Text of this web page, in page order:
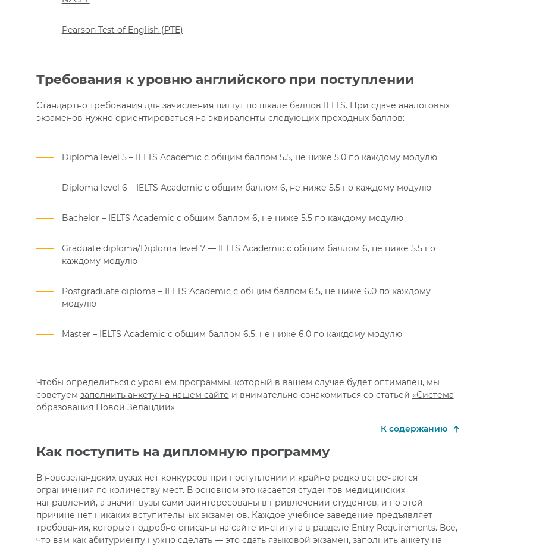
Pearson Test of English (PTE)
Требования к уровню английского при поступлении
Стандартно требования для зачисления пишут по шкале баллов IELTS. При сдаче аналоговых
экзаменов нужно ориентироваться на эквиваленты следующих проходных баллов:
Diploma level 5 – IELTS Academic с общим баллом 5.5, не ниже 5.0 по каждому модулю
Diploma level 6 – IELTS Academic с общим баллом 6, не ниже 5.5 по каждому модулю
Bachelor – IELTS Academic с общим баллом 6, не ниже 5.5 по каждому модулю
Graduate diploma/Diploma level 7 — IELTS Academic с общим баллом 6, не ниже 5.5 по
каждому модулю
Postgraduate diploma – IELTS Academic с общим баллом 6.5, не ниже 6.0 по каждому
модулю
Master – IELTS Academic с общим баллом 6.5, не ниже 6.0 по каждому модулю
Чтобы определиться с уровнем программы, который в вашем случае будет оптимален, мы
советуем заполнить анкету на нашем сайте и внимательно ознакомиться со статьей «Система
образования Новой Зеландии»
К содержанию
Как поступить на дипломную программу
В новозеландских вузах нет конкурсов при поступлении и крайне редко встречаются
ограничения по количеству мест. В основном это касается студентов медицинских
направлений, а значит вузы сами заинтересованы в привлечении студентов, и по этой
причине нет никаких вступительных экзаменов. Каждое учебное заведение предъявляет
требования, которые подробно описаны на сайте института в разделе Entry Requirements. Все,
что вам как абитуриенту нужно сделать — это сдать языковой экзамен, заполнить анкетуна